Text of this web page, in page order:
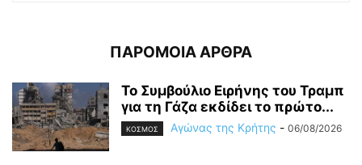
ΠΑΡΟΜΟΙΑ ΑΡΘΡΑ
Το Συμβούλιο Ειρήνης του Τραμπ
για τη Γάζα εκδίδει το πρώτο...
ΚΟΣΜΟΣ Αγώνας της Κρήτης - 06/08/2026